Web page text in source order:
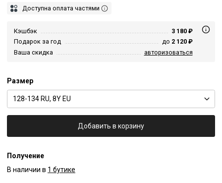
Доступна оплата частями
Кэшбэк
3 180 ₽
Подарок за год
до 2 120 ₽
Ваша скидка
авторизоваться
Размер
128-134 RU, 8Y EU
Добавить в корзину
Получение
В наличии в 1 бутике